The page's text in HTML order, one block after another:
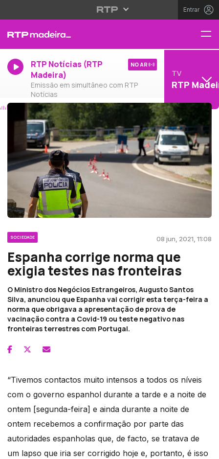
Entrar
RTP Notícias (RTP
Madeira)
Emissão em simultâneo com RTP
Notícias
NO AR
TV
RTP
SOCIEDADE 08 jun, 2021, 11:08
Espanha corrige norma que
exigia testes nas fronteiras
O Ministro dos Negócios Estrangeiros, Augusto Santos
Silva, anunciou que Espanha vai corrigir esta terça-feira a
norma que obrigava a apresentação de prova de
vacinação contra a Covid-19 ou teste negativo nas
fronteiras terrestres com Portugal.
“Tivemos contactos muito intensos a todos os níveis
com o governo espanhol durante a tarde e a noite de
ontem [segunda-feira] e ainda durante a noite de
ontem recebemos a confirmação por parte das
autoridades espanholas que, de facto, se tratava de
um lapso que iria ser corrigido hoje e, portanto, é isso